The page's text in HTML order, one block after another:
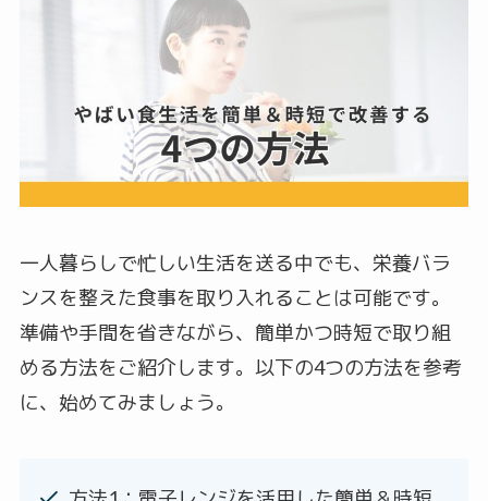
一人暮らしで忙しい生活を送る中でも、栄養バラ
ンスを整えた食事を取り入れることは可能です。
準備や手間を省きながら、簡単かつ時短で取り組
める方法をご紹介します。以下の4つの方法を参考
に、始めてみましょう。